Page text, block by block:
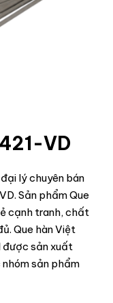
VD
lý chuyên bán
Sản phẩm Que
cạnh tranh, chất
Que hàn Việt
được sản xuất
sản phẩm